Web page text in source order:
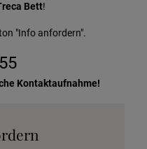
Bett!
"Info anfordern".
Kontaktaufnahme!